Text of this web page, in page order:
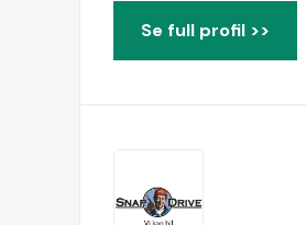
Se full profil >>